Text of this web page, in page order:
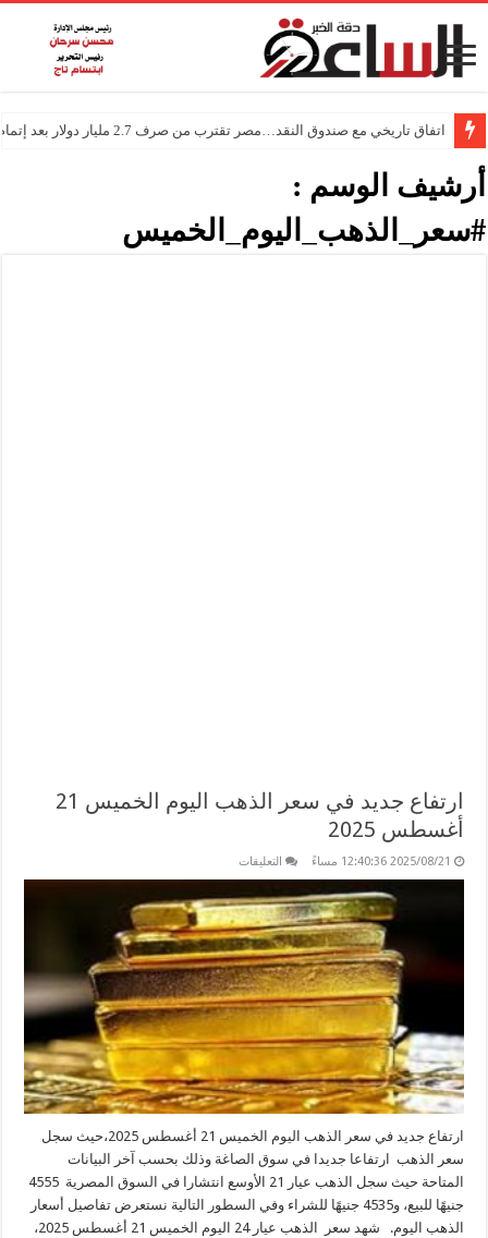
اتفاق تاريخي مع صندوق النقد…مصر تقترب من صرف 2.7 مليار دولار بعد إتمام المراجعتين
أرشيف الوسم :
#سعر_الذهب_اليوم_الخميس
ارتفاع جديد في سعر الذهب اليوم الخميس 21
أغسطس 2025
2025/08/21 12:40:36 مساءً التعليقات
في
سعر
الذهب
اليوم
الخميس
21
أغسطس
2025
مغلقة
ارتفاع جديد في سعر الذهب اليوم الخميس 21 أغسطس 2025،حيث سجل
سعر الذهب ارتفاعا جديدا في سوق الصاغة وذلك بحسب آخر البيانات
المتاحة حيث سجل الذهب عيار 21 الأوسع انتشارا في السوق المصرية 4555
جنيهًا للبيع، و4535 جنيهًا للشراء وفي السطور التالية نستعرض تفاصيل أسعار
الذهب اليوم. شهد سعر الذهب عيار 24 اليوم الخميس 21 أغسطس 2025،